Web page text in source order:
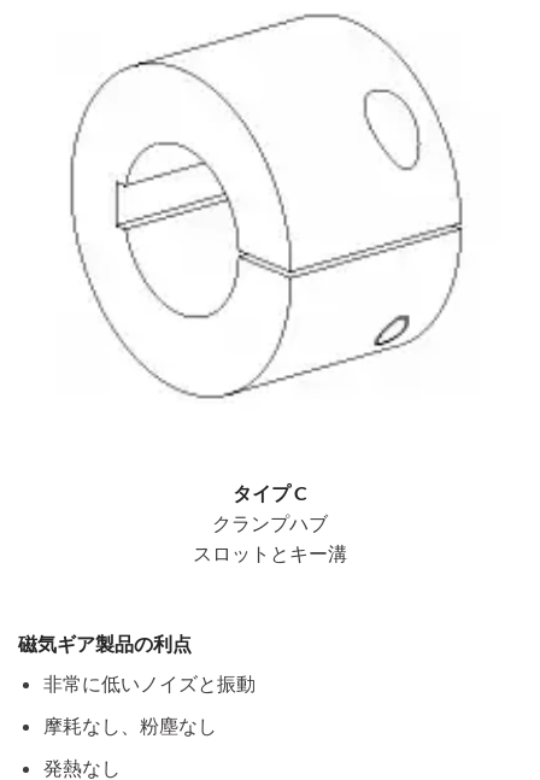
タイプ C
クランプハブ
スロットとキー溝
磁気ギア製品の利点
非常に低いノイズと振動
摩耗なし、粉塵なし
発熱なし